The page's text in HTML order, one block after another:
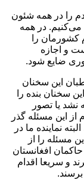
را در همه شئون
می‌کنیم. در همه
را
و اجازه
ضایع شود.
این سخنان
سخنان بنده را
نشد یا تصور
این مسئله گذر
نماینده ما در
مسئله را از
افغانستان
و سریعا اقدام